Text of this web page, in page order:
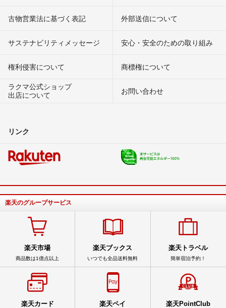
古物営業法に基づく表記 外部送信について
サステナビリティメッセージ 安心・安全のための取り組み
権利侵害について
商標権について
ラクマ公式ショップ
出店について
お問い合わせ
リンク
楽天のグループサービス
楽天市場
商品数は1億点以上
楽天ブックス
いつでも全品送料無料
楽天トラベル
簡単宿泊予約！
楽天カード 楽天ペイ 楽天PointClub